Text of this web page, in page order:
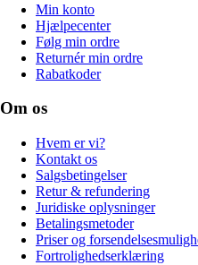
Min konto
Hjælpecenter
Følg min ordre
Returnér min ordre
Rabatkoder
Om os
Hvem er vi?
Kontakt os
Salgsbetingelser
Retur & refundering
Juridiske oplysninger
Betalingsmetoder
Priser og
Fortrolighedserklæring